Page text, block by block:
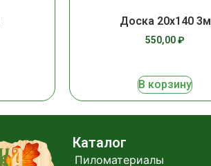
Доска 20х140 3м
550,00₽
В корзину
Каталог
Пиломатериалы